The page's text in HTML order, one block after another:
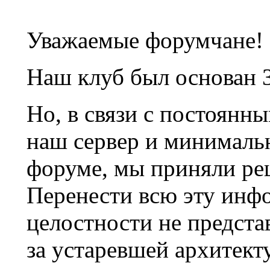
Уважаемые форумчане!
Наш клуб был основан
Но, в связи с
наш сервер и
форуме, мы приняли
Перенести всю эту
целостности не
за устаревшей